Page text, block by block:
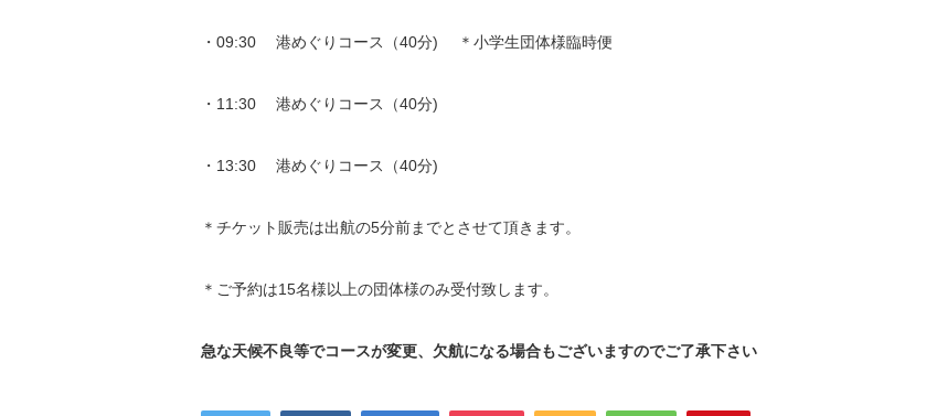
・09:30 港めぐりコース（40分) ＊小学生団体様臨時便
・11:30 港めぐりコース（40分)
・13:30 港めぐりコース（40分)
＊チケット販売は出航の5分前までとさせて頂きます。
＊ご予約は15名様以上の団体様のみ受付致します。
急な天候不良等でコースが変更、欠航になる場合もございますのでご了承下さい